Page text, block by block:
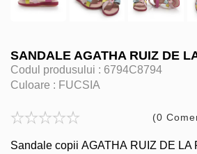
SANDALE AGATHA RUIZ DE
Codul produsului : 6794C8794
Culoare : FUCSIA
(0
Sandale copii AGATHA RUIZ DE LA